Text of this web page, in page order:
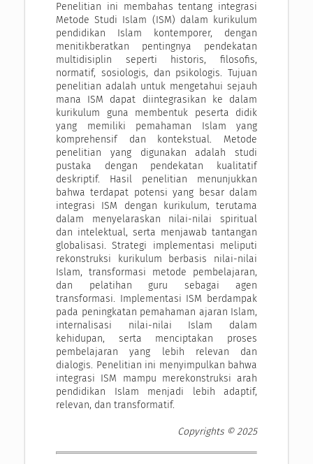
Penelitian ini membahas tentang integrasi
Metode Studi Islam (ISM) dalam kurikulum
pendidikan Islam kontemporer, dengan
menitikberatkan pentingnya pendekatan
multidisiplin seperti historis, filosofis,
normatif, sosiologis, dan psikologis. Tujuan
penelitian adalah untuk mengetahui sejauh
mana ISM dapat diintegrasikan ke dalam
kurikulum guna membentuk peserta didik
yang memiliki pemahaman Islam yang
komprehensif dan kontekstual. Metode
penelitian yang digunakan adalah studi
pustaka dengan pendekatan kualitatif
deskriptif. Hasil penelitian menunjukkan
bahwa terdapat potensi yang besar dalam
integrasi ISM dengan kurikulum, terutama
dalam menyelaraskan nilai-nilai spiritual
dan intelektual, serta menjawab tantangan
globalisasi. Strategi implementasi meliputi
rekonstruksi kurikulum berbasis nilai-nilai
Islam, transformasi metode pembelajaran,
dan pelatihan guru sebagai agen
transformasi. Implementasi ISM berdampak
pada peningkatan pemahaman ajaran Islam,
internalisasi nilai-nilai Islam dalam
kehidupan, serta menciptakan proses
pembelajaran yang lebih relevan dan
dialogis. Penelitian ini menyimpulkan bahwa
integrasi ISM mampu merekonstruksi arah
pendidikan Islam menjadi lebih adaptif,
relevan, dan transformatif.
Copyrights © 2025